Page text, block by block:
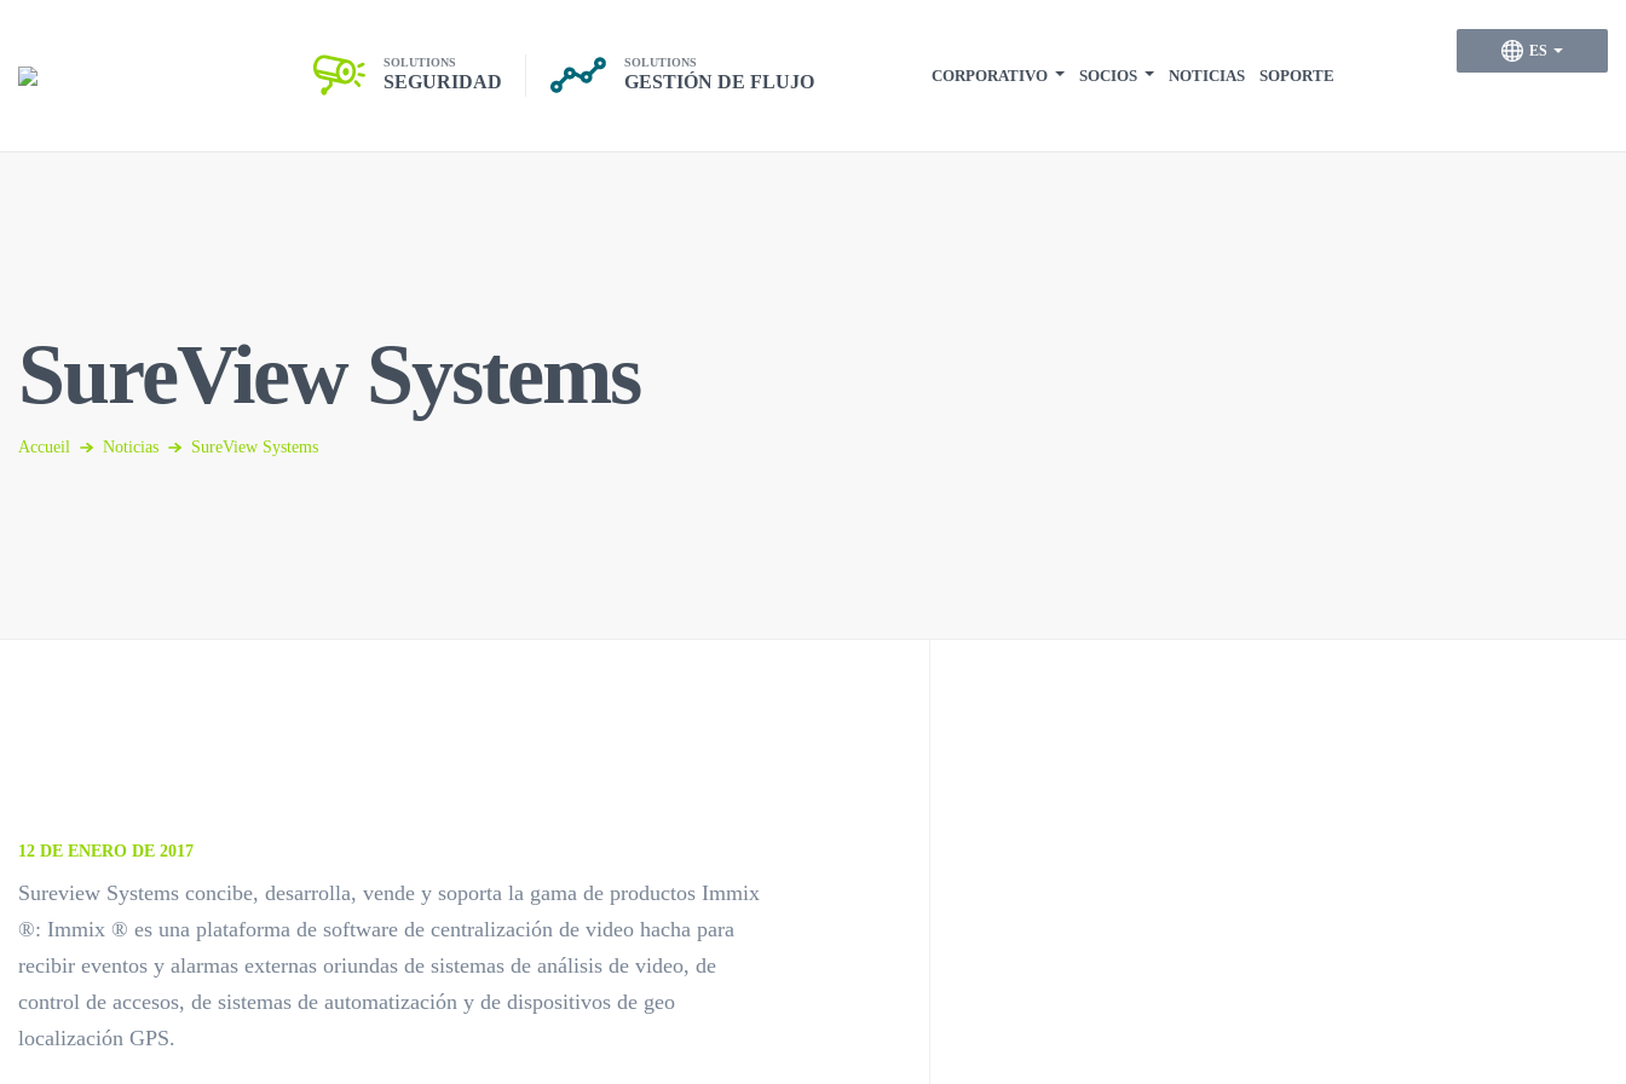
SOLUTIONS
SEGURIDAD
SOLUTIONS
GESTIÓN DE FLUJO CORPORATIVO SOCIOS NOTICIAS SOPORTE
ES
SureView Systems
Accueil Noticias SureView Systems
12 DE ENERO DE 2017
Sureview Systems concibe, desarrolla, vende y soporta la gama de productos Immix
®: Immix ® es una plataforma de software de centralización de video hacha para
recibir eventos y alarmas externas oriundas de sistemas de análisis de video, de
control de accesos, de sistemas de automatización y de dispositivos de geo
localización GPS.